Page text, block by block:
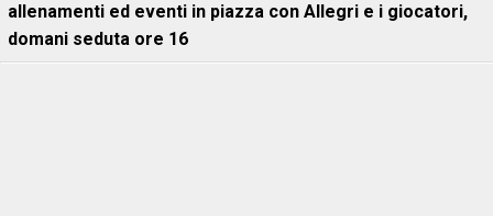
allenamenti ed eventi in piazza con Allegri e i giocatori,
domani seduta ore 16